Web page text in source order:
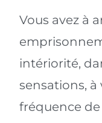
Vous avez à
intériorité,
sensations, à
fréquence